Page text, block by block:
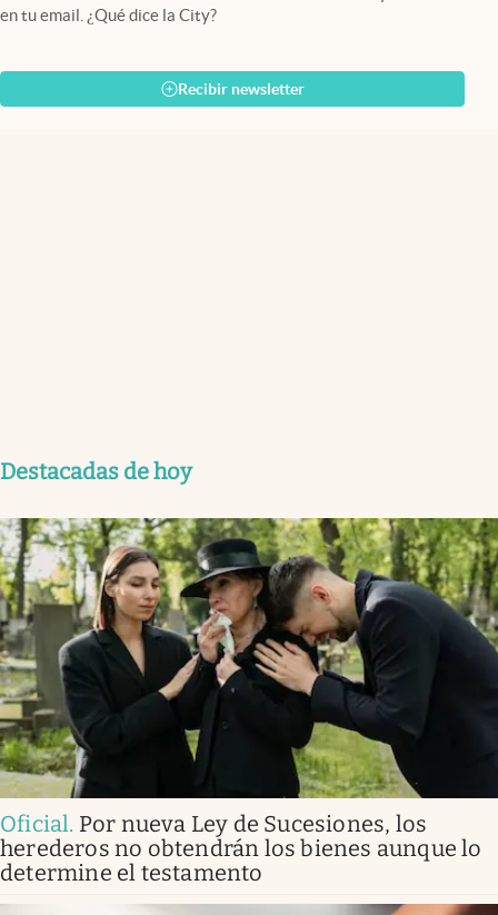
en tu email. ¿Qué dice la City?
Recibir newsletter
Destacadas de hoy
Oficial. Por nueva Ley de Sucesiones, los
herederos no obtendrán los bienes aunque lo
determine el testamento